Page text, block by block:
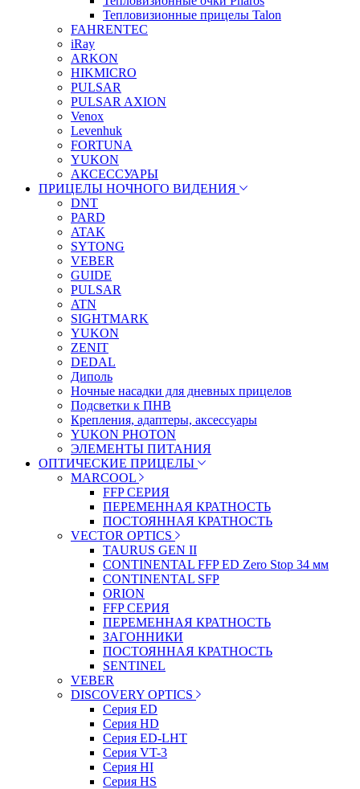
Тепловизионные прицелы Talon
FAHRENTEC
iRay
ARKON
HIKMICRO
PULSAR
PULSAR AXION
Venox
Levenhuk
FORTUNA
YUKON
АКСЕССУАРЫ
ПРИЦЕЛЫ НОЧНОГО ВИДЕНИЯ
DNT
PARD
ATAK
SYTONG
VEBER
GUIDE
PULSAR
ATN
SIGHTMARK
YUKON
ZENIT
DEDAL
Диполь
Ночные насадки для дневных прицелов
Подсветки к ПНВ
Крепления, адаптеры, аксессуары
YUKON PHOTON
ЭЛЕМЕНТЫ ПИТАНИЯ
ОПТИЧЕСКИЕ ПРИЦЕЛЫ
MARCOOL
FFP СЕРИЯ
ПЕРЕМЕННАЯ КРАТНОСТЬ
ПОСТОЯННАЯ КРАТНОСТЬ
VECTOR OPTICS
TAURUS GEN II
CONTINENTAL FFP ED Zero Stop 34 мм
CONTINENTAL SFP
ORION
FFP СЕРИЯ
ПЕРЕМЕННАЯ КРАТНОСТЬ
ЗАГОННИКИ
ПОСТОЯННАЯ КРАТНОСТЬ
SENTINEL
VEBER
DISCOVERY OPTICS
Серия ED
Серия HD
Серия ED-LHT
Серия VT-3
Серия HI
Серия HS